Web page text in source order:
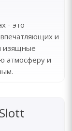
- это
и
изящные
атмосферу и